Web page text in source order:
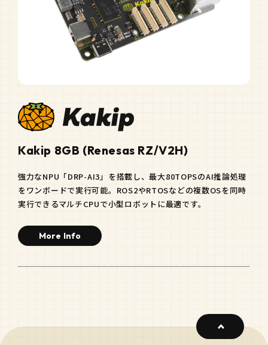
Kakip 8GB (Renesas RZ/V2H)
強力なNPU「DRP-AI3」を搭載し、最大80TOPSのAI推論処理
をワンボードで実行可能。ROS2やRTOSなどの複数OSを同時
実行できるマルチCPUで小型ロボットに最適です。
More Info